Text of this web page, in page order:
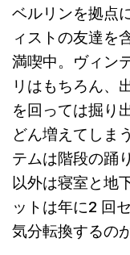
ベルリンを拠点
ィストの友達を
満喫中。ヴィン
リはもちろん、
を回っては掘り
どん増えてしま
テムは階段の踊
以外は寝室と地
ットは年に2 回
気分転換するの